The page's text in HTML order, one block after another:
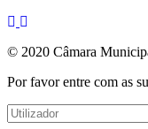
© 2020 Câmara
Por favor entre com as